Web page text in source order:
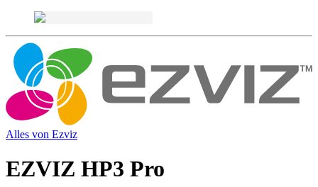
Alles von Ezviz
EZVIZ HP3 Pro